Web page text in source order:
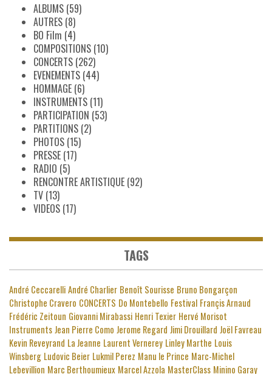
ALBUMS (59)
AUTRES (8)
BO Film (4)
COMPOSITIONS (10)
CONCERTS (262)
EVENEMENTS (44)
HOMMAGE (6)
INSTRUMENTS (11)
PARTICIPATION (53)
PARTITIONS (2)
PHOTOS (15)
PRESSE (17)
RADIO (5)
RENCONTRE ARTISTIQUE (92)
TV (13)
VIDEOS (17)
TAGS
André CeccarelliAndré Charlier Benoît Sourisse Bruno Bongarçon
Christophe Cravero CONCERTS Do Montebello Festival Françis Arnaud
Frédéric Zeitoun Giovanni Mirabassi Henri Texier Hervé Morisot
InstrumentsJean Pierre Como Jerome Regard Jimi Drouillard Joël Favreau
Kevin Reveyrand La Jeanne Laurent Vernerey Linley Marthe Louis
Winsberg Ludovic Beier Lukmil Perez Manu le Prince Marc-Michel
Lebevillion Marc Berthoumieux Marcel Azzola MasterClass Minino Garay